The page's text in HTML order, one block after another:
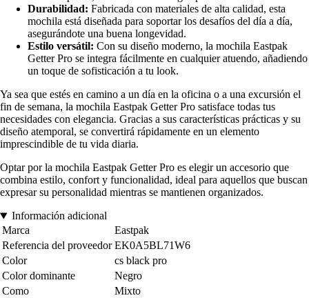
Durabilidad: Fabricada con materiales de alta calidad, esta
mochila está diseñada para soportar los desafíos del día a día,
asegurándote una buena longevidad.
Estilo versátil: Con su diseño moderno, la mochila Eastpak
Getter Pro se integra fácilmente en cualquier atuendo, añadiendo
un toque de sofisticación a tu look.
Ya sea que estés en camino a un día en la oficina o a una excursión el
fin de semana, la mochila Eastpak Getter Pro satisface todas tus
necesidades con elegancia. Gracias a sus características prácticas y su
diseño atemporal, se convertirá rápidamente en un elemento
imprescindible de tu vida diaria.
Optar por la mochila Eastpak Getter Pro es elegir un accesorio que
combina estilo, confort y funcionalidad, ideal para aquellos que buscan
expresar su personalidad mientras se mantienen organizados.
Información adicional
Marca
Eastpak
Referencia del proveedor EK0A5BL71W6
Color
cs black pro
Color dominante
Negro
Como
Mixto